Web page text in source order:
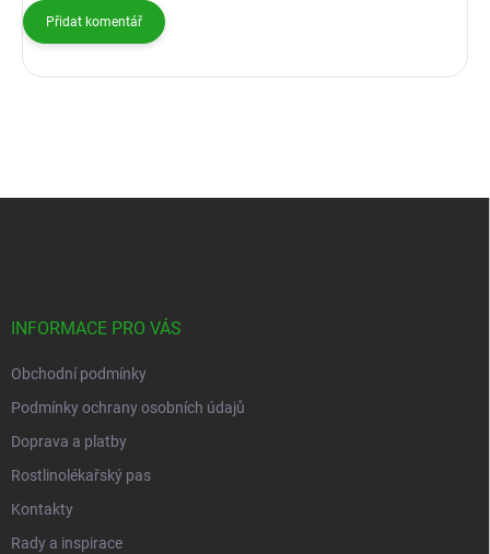
Přidat komentář
INFORMACE PRO VÁS
Obchodní podmínky
Podmínky ochrany osobních údajů
Doprava a platby
Rostlinolékařský pas
Kontakty
Rady a inspirace